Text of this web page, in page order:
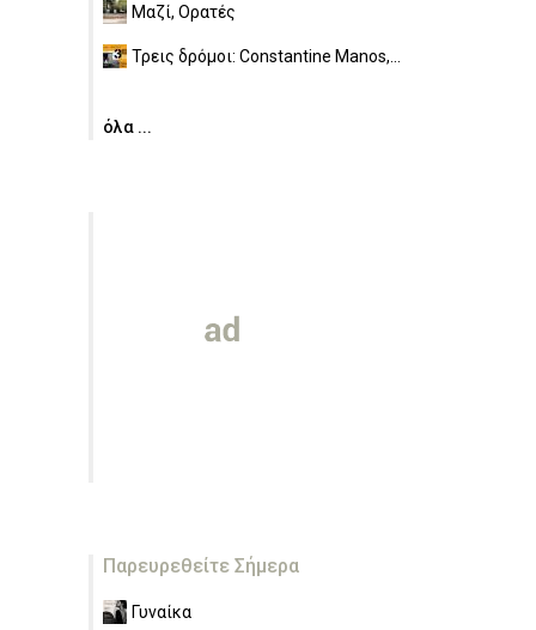
Μαζί, Ορατές
Τρεις δρόμοι: Constantine Manos,...
όλα ...
Παρευρεθείτε Σήμερα
Γυναίκα